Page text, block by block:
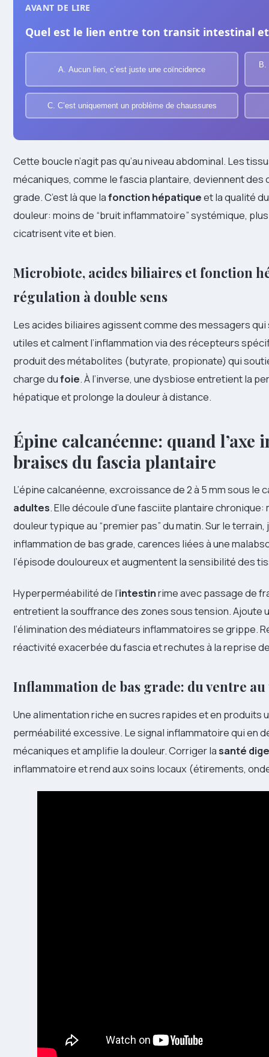
AVANT DE LIRE
Quel est le lien entre ton transit intestinal
A. Aucun lien, c’est juste une coïncidence B.
C. C’est uniquement un problème de chaussures
Cette boucle n’agit pas qu’au niveau abdominal. Les
mécaniques, comme le fascia plantaire, deviennent
grade. C’est là que lafonction hépatiqueet la qualité
douleur: moins de “bruit inflammatoire” systémique,
cicatrisent vite et bien.
Microbiote, acides biliaires et fonction
régulation à double sens
Les acides biliaires agissent comme des messagers
utiles et calment l’inflammation via des récepteurs
produit des métabolites (butyrate, propionate) qui
charge dufoie. À l’inverse, une dysbiose entretient la
hépatique et prolonge la douleur à distance.
Épine calcanéenne: quand
braises du fascia plantaire
L’épine calcanéenne, excroissance de 2 à 5 mm sous
adultes. Elle découle d’une fasciite plantaire
douleur typique au “premier pas” du matin. Sur le
inflammation de bas grade, carences liées à une
l’épisode douloureux et augmentent la sensibilité des
Hyperperméabilité de l’intestinrime avec passage de
entretient la souffrance des zones sous tension. Ajoute
l’élimination des médiateurs inflammatoires se grippe.
réactivité exacerbée du fascia et rechutes à la reprise
Inflammation de bas grade: du ventre
Une alimentation riche en sucres rapides et en
perméabilité excessive. Le signal inflammatoire qui en
mécaniques et amplifie la douleur. Corriger lasanté
inflammatoire et rend aux soins locaux (étirements,